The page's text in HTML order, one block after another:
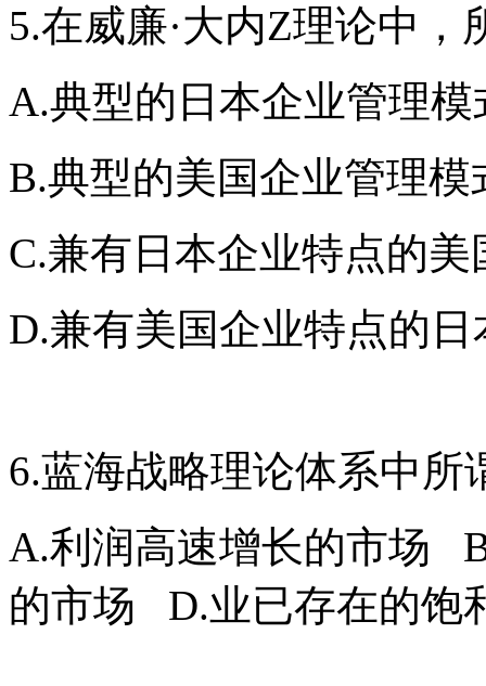
5.在威廉·大内Z理论中，
A.典型的日本企业管理模
B.典型的美国企业管理模
C.兼有日本企业特点的
D.兼有美国企业特点的
6.蓝海战略理论体系中所
A.利润高速增长的市场
的市场 D.业已存在的饱